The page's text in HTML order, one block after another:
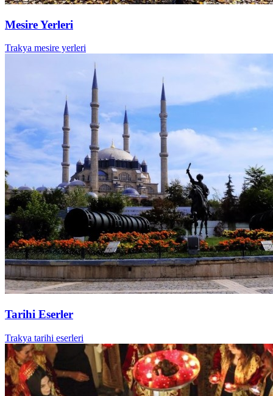
Mesire Yerleri
Trakya mesire yerleri
Tarihi Eserler
Trakya tarihi eserleri